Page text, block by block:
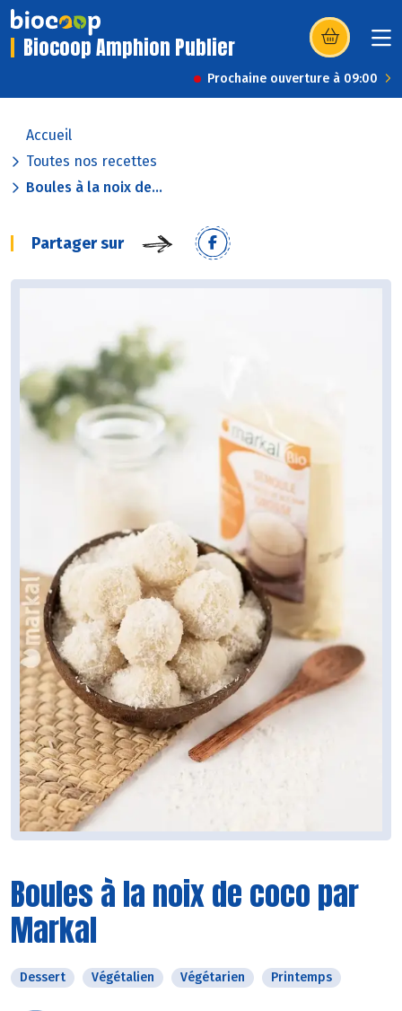
Biocoop Amphion Publier (s’ouvre dans
Prochaine ouverture à 09:00
Accueil
Toutes nos recettes
Boules à la noix de...
Partager sur
Boules à la noix de coco par
Markal
Dessert Végétalien Végétarien Printemps